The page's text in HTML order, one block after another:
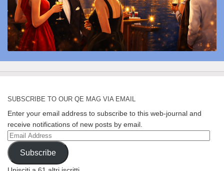
SUBSCRIBE TO OUR QE MAG VIA EMAIL
Enter your email address to subscribe to this web-journal and
receive notifications of new posts by email.
Email
Address
Subscribe